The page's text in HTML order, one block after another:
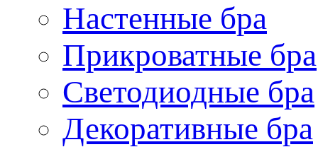
Настенные бра
Прикроватные бра
Светодиодные бра
Декоративные бра